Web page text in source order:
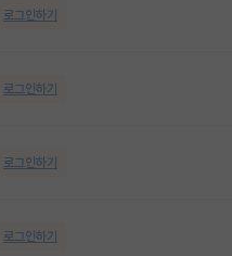
로그인하기
로그인하기
로그인하기
로그인하기